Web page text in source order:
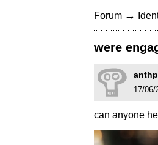
Forum →
were
17/06/
can anyone